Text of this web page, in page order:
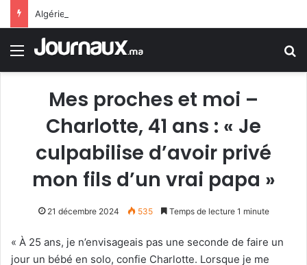
Menu
Mes proches et moi –
Charlotte, 41 ans : « Je
culpabilise d’avoir privé
mon fils d’un vrai papa »
21 décembre 2024 535 Temps de lecture 1 minute
« À 25 ans, je n’envisageais pas une seconde de faire un
jour un bébé en solo, confie Charlotte. Lorsque je me